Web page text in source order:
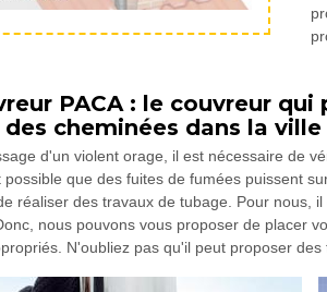
PACA : le couvreur
cheminées dans la
d'un violent orage, il est nécessaire de
possible que des fuites de fumées puissent
réaliser des travaux de tubage. Pour nous,
nous pouvons vous proposer de placer
N'oubliez pas qu'il peut proposer